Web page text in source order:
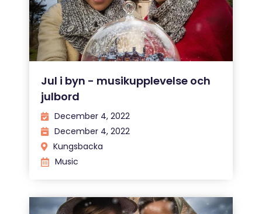
Jul i byn - musikupplevelse och
julbord
December 4, 2022
December 4, 2022
Kungsbacka
Music